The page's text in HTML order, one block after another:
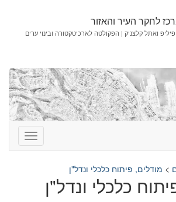
לחקר העיר והאזור
ואתל קלצניק | הפקולטה לארכיטקטורה ובינוי ערים
> מודלים, פיתוח כלכלי ונדל"ן
כלכלי ונדל"ן